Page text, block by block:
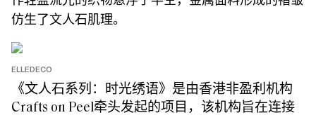
仿生了文人石肌理。
ELLEDECO
《文人石系列：时光绣语》是由香港非盈利机构
Crafts on Peel牵头发起的项目，该机构旨在连接